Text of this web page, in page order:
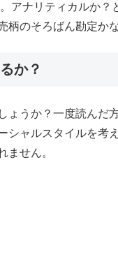
アナリティカルか？
柄のそろばん勘定かな
か？
ょうか？一度読んだ
シャルスタイルを考
ません。